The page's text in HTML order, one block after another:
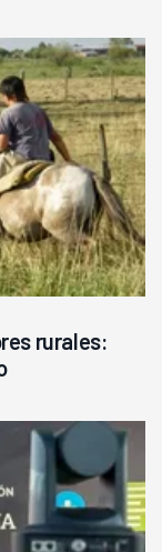
rurales: